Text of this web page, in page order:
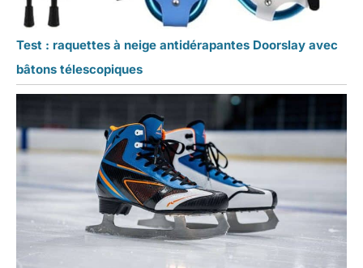
Test : raquettes à neige antidérapantes Doorslay avec
bâtons télescopiques